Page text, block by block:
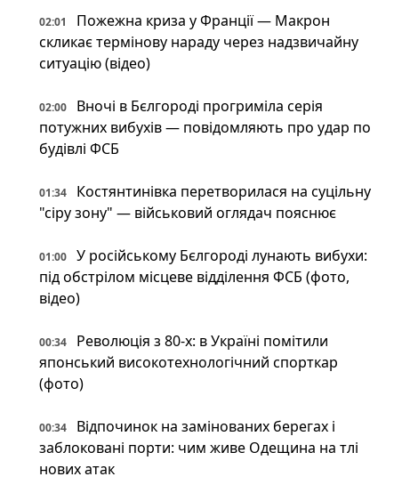
02:01
Пожежна криза у Франції — Макрон
скликає термінову нараду через надзвичайну
ситуацію (відео)
02:00
Вночі в Бєлгороді прогриміла серія
потужних вибухів — повідомляють про удар по
будівлі ФСБ
01:34
Костянтинівка перетворилася на суцільну
"сіру зону" — військовий оглядач пояснює
01:00
У російському Бєлгороді лунають вибухи:
під обстрілом місцеве відділення ФСБ (фото,
відео)
00:34
Революція з 80-х: в Україні помітили
японський високотехнологічний спорткар
(фото)
00:34
Відпочинок на замінованих берегах і
заблоковані порти: чим живе Одещина на тлі
нових атак